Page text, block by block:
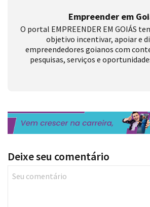
Empreender em
O portal EMPREENDER EM GOIÁS
objetivo incentivar, apoiar e
empreendedores goianos com
pesquisas, serviços e
Deixe seu comentário